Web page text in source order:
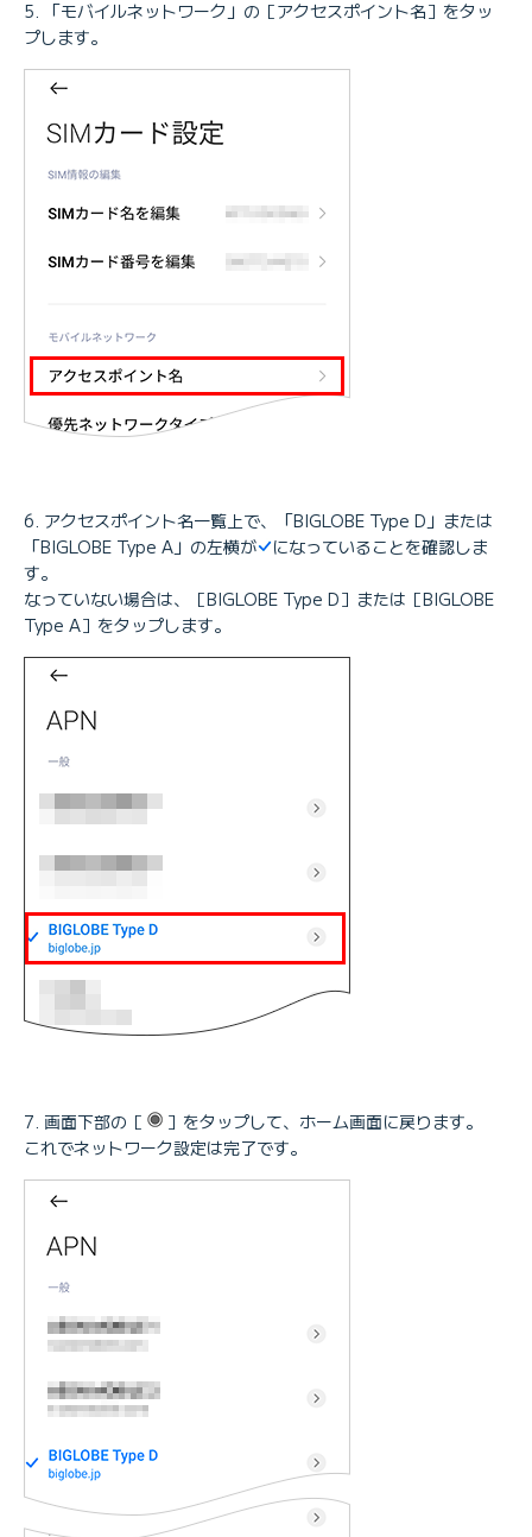
「モバイルネットワーク」の［アクセスポイント名］をタッ
プします。
アクセスポイント名一覧上で、「BIGLOBE Type D」または
「BIGLOBE Type A」の左横が
になっていることを確認しま
す。
なっていない場合は、［BIGLOBE Type D］または［BIGLOBE
Type A］をタップします。
画面下部の［
］をタップして、ホーム画面に戻ります。
これでネットワーク設定は完了です。